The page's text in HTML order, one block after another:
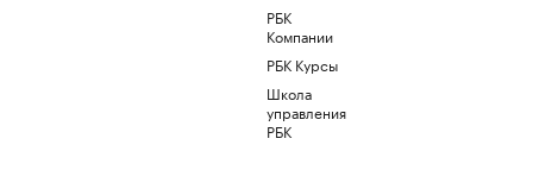
РБК
Компании
РБК Курсы
Школа
управления
РБК